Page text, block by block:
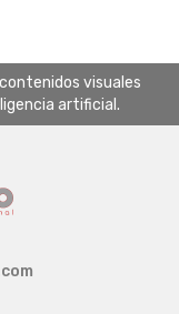
visuales
artificial.